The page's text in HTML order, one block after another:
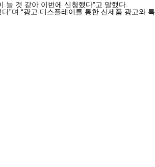
늘 것 같아 이번에 신청했다"고 말했다.
”며 “광고 디스플레이를 통한 신제품 광고와